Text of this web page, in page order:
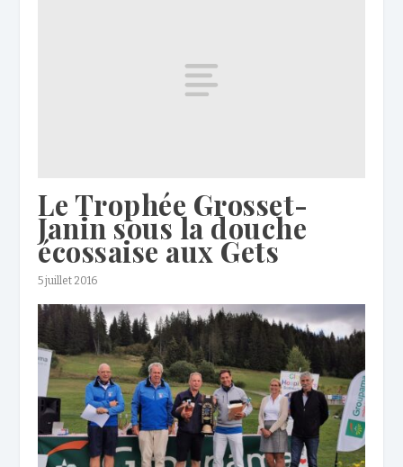
Le Trophée Grosset-
Janin sous la douche
écossaise aux Gets
5 juillet 2016